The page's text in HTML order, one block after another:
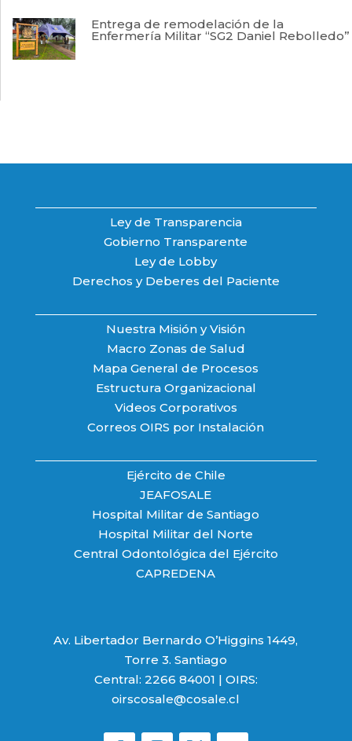
Entrega de remodelación de la
Enfermería Militar “SG2 Daniel Rebolledo”
Ley de Transparencia
Gobierno Transparente
Ley de Lobby
Derechos y Deberes del Paciente
Nuestra Misión y Visión
Macro Zonas de Salud
Mapa General de Procesos
Estructura Organizacional
Videos Corporativos
Correos OIRS por Instalación
Ejército de Chile
JEAFOSALE
Hospital Militar de Santiago
Hospital Militar del Norte
Central Odontológica del Ejército
CAPREDENA
Av. Libertador Bernardo O’Higgins 1449,
Torre 3. Santiago
Central: 2266 84001 | OIRS:
oirscosale@cosale.cl